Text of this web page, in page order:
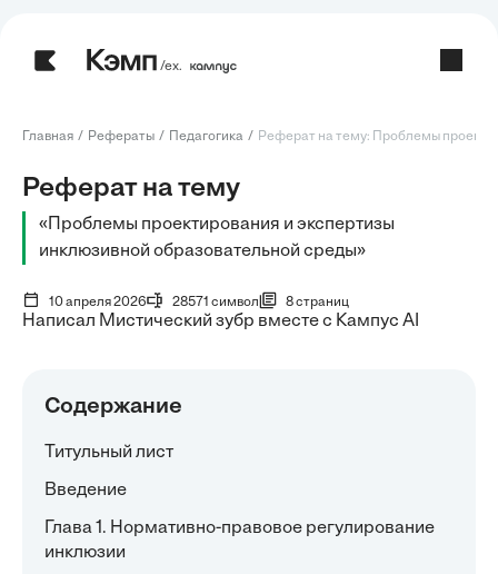
/ех.
Главная Рефераты Педагогика Реферат на тему: Проблемы
Реферат на тему
«Проблемы проектирования и экспертизы
инклюзивной образовательной среды»
10 апреля 2026 28571 символ 8 страниц
Написал Мистический зубр вместе с Кампус AI
Содержание
Титульный лист
Введение
Глава 1. Нормативно-правовое регулирование
инклюзии